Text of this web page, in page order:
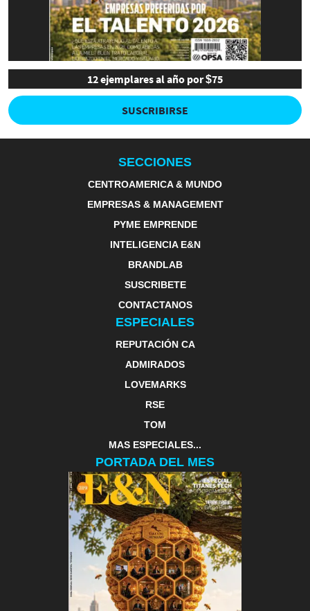
12 ejemplares al año por $75
SUSCRIBIRSE
SECCIONES
CENTROAMERICA & MUNDO
EMPRESAS & MANAGEMENT
PYME EMPRENDE
INTELIGENCIA E&N
BRANDLAB
SUSCRIBETE
CONTACTANOS
ESPECIALES
REPUTACIÓN CA
ADMIRADOS
LOVEMARKS
RSE
TOM
MAS ESPECIALES...
PORTADA DEL MES